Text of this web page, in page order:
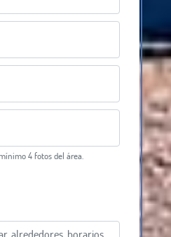
4 fotos del área.